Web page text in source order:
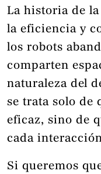
La historia de
la eficiencia y
los robots
comparten
naturaleza del
se trata solo de
eficaz, sino de
cada
Si queremos